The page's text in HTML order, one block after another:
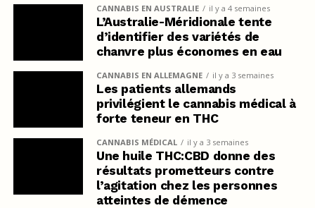
CANNABIS EN AUSTRALIE il y a 4 semaines
L’Australie-Méridionale tente
d’identifier des variétés de
chanvre plus économes en eau
CANNABIS EN ALLEMAGNE il y a 3 semaines
Les patients allemands
privilégient le cannabis médical à
forte teneur en THC
CANNABIS MÉDICAL il y a 3 semaines
Une huile THC:CBD donne des
résultats prometteurs contre
l’agitation chez les personnes
atteintes de démence